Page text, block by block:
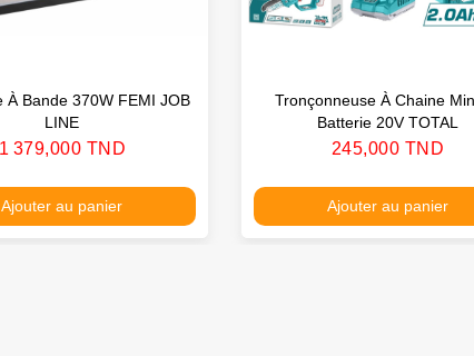
À Bande 370W FEMI JOB
LINE
Prix
1 379,000 TND
Ajouter au panier
Tronçonneuse À Chaine
Batterie 20V TOTAL
Prix
245,000 TND
Ajouter au panier